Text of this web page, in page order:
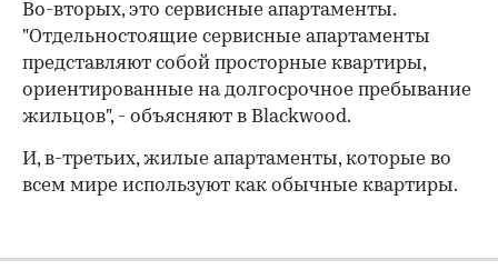
Во-вторых, это сервисные апартаменты.
"Отдельностоящие сервисные апартаменты
представляют собой просторные квартиры,
ориентированные на долгосрочное пребывание
жильцов", - объясняют в Blackwood.
И, в-третьих, жилые апартаменты, которые во
всем мире используют как обычные квартиры.